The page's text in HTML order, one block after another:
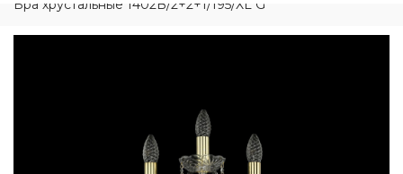
Бра хрустальные 1402B/2+2+1/195/XL G